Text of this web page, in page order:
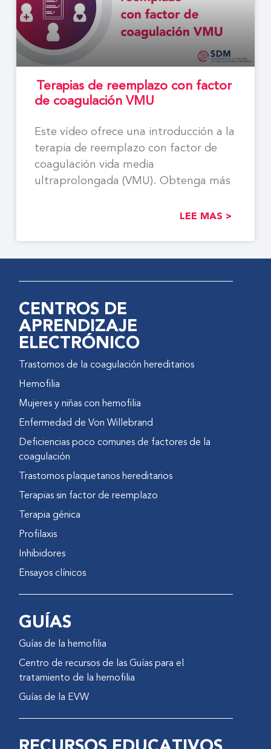
Terapias de reemplazo con factor
de coagulación VMU
Este vídeo ofrece una introducción a la
terapia de reemplazo con factor de
coagulación vida media
ultraprolongada (VMU). Obtenga más
LEE MAS >
CENTROS DE
APRENDIZAJE
ELECTRÓNICO
Trastornos de la coagulación hereditarios
Hemofilia
Mujeres y niñas con hemofilia
Enfermedad de Von Willebrand
Deficiencias poco comunes de factores de la
coagulación
Trastornos plaquetarios hereditarios
Terapias sin factor de reemplazo
Terapia génica
Profilaxis
Inhibidores
Ensayos clínicos
GUÍAS
Guías de la hemofilia
Centro de recursos de las Guías para el
tratamiento de la hemofilia
Guías de la EVW